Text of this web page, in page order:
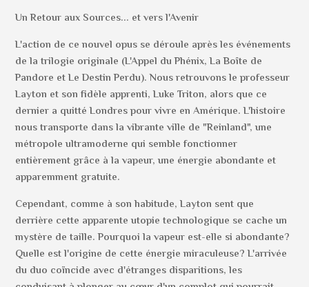
Un Retour aux Sources... et vers l'Avenir
L'action de ce nouvel opus se déroule après les événements
de la trilogie originale (L'Appel du Phénix, La Boîte de
Pandore et Le Destin Perdu). Nous retrouvons le professeur
Layton et son fidèle apprenti, Luke Triton, alors que ce
dernier a quitté Londres pour vivre en Amérique. L'histoire
nous transporte dans la vibrante ville de "Reinland", une
métropole ultramoderne qui semble fonctionner
entièrement grâce à la vapeur, une énergie abondante et
apparemment gratuite.
Cependant, comme à son habitude, Layton sent que
derrière cette apparente utopie technologique se cache un
mystère de taille. Pourquoi la vapeur est-elle si abondante?
Quelle est l'origine de cette énergie miraculeuse? L'arrivée
du duo coïncide avec d'étranges disparitions, les